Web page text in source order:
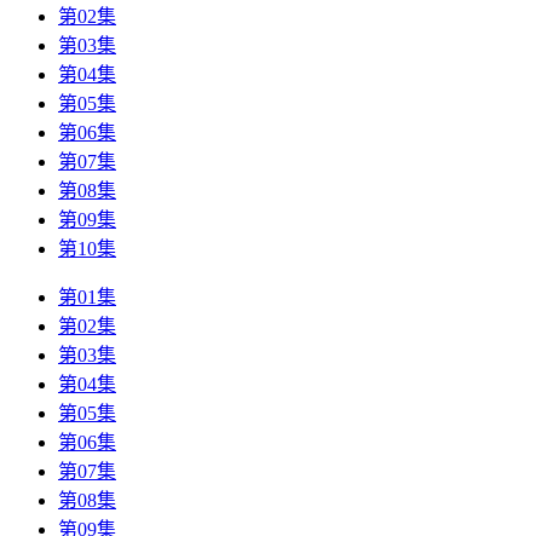
第02集
第03集
第04集
第05集
第06集
第07集
第08集
第09集
第10集
第01集
第02集
第03集
第04集
第05集
第06集
第07集
第08集
第09集